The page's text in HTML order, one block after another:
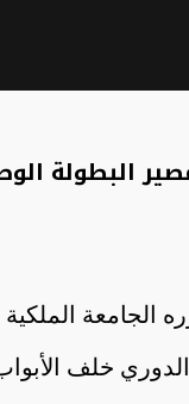
البطولة
، يوم 5 مايو المقبل، بشأن
7 فرق تهتم كثيرًا بالقرار